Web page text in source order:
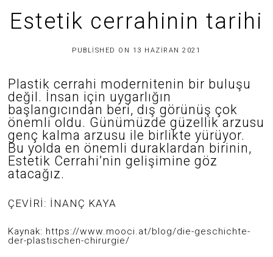
Estetik cerrahinin tarihi
PUBLISHED ON 13 HAZIRAN 2021
A
2
0
3
Plastik cerrahi modernitenin bir buluşu
değil. İnsan için uygarlığın
başlangıcından beri, dış görünüş çok
önemli oldu. Günümüzde güzellik arzusu
genç kalma arzusu ile birlikte yürüyor.
Bu yolda en önemli duraklardan birinin,
Estetik Cerrahi’nin gelişimine göz
atacağız.
ÇEVİRİ: İNANÇ KAYA
Kaynak: https://www.mooci.at/blog/die-geschichte-
der-plastischen-chirurgie/